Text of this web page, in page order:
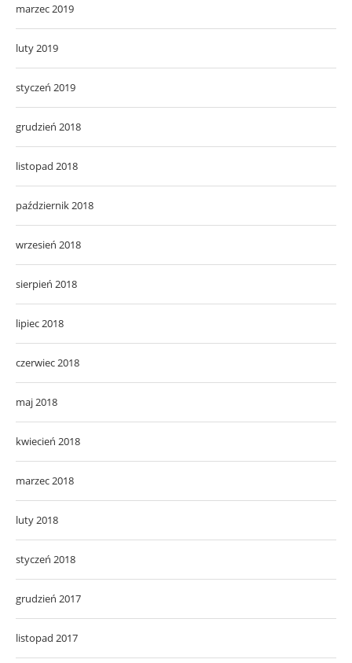
marzec 2019
luty 2019
styczeń 2019
grudzień 2018
listopad 2018
październik 2018
wrzesień 2018
sierpień 2018
lipiec 2018
czerwiec 2018
maj 2018
kwiecień 2018
marzec 2018
luty 2018
styczeń 2018
grudzień 2017
listopad 2017